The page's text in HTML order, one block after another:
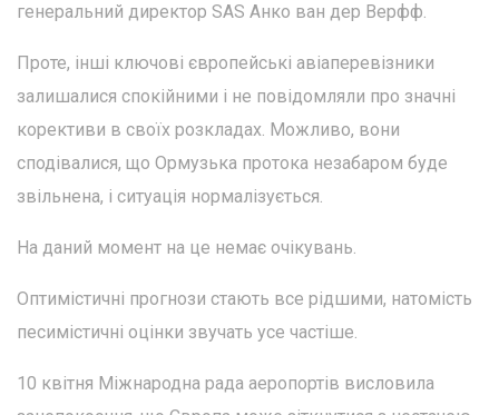
генеральний директор SAS Анко ван дер Верфф.
Проте, інші ключові європейські авіаперевізники
залишалися спокійними і не повідомляли про значні
корективи в своїх розкладах. Можливо, вони
сподівалися, що Ормузька протока незабаром буде
звільнена, і ситуація нормалізується.
На даний момент на це немає очікувань.
Оптимістичні прогнози стають все рідшими, натомість
песимістичні оцінки звучать усе частіше.
10 квітня Міжнародна рада аеропортів висловила